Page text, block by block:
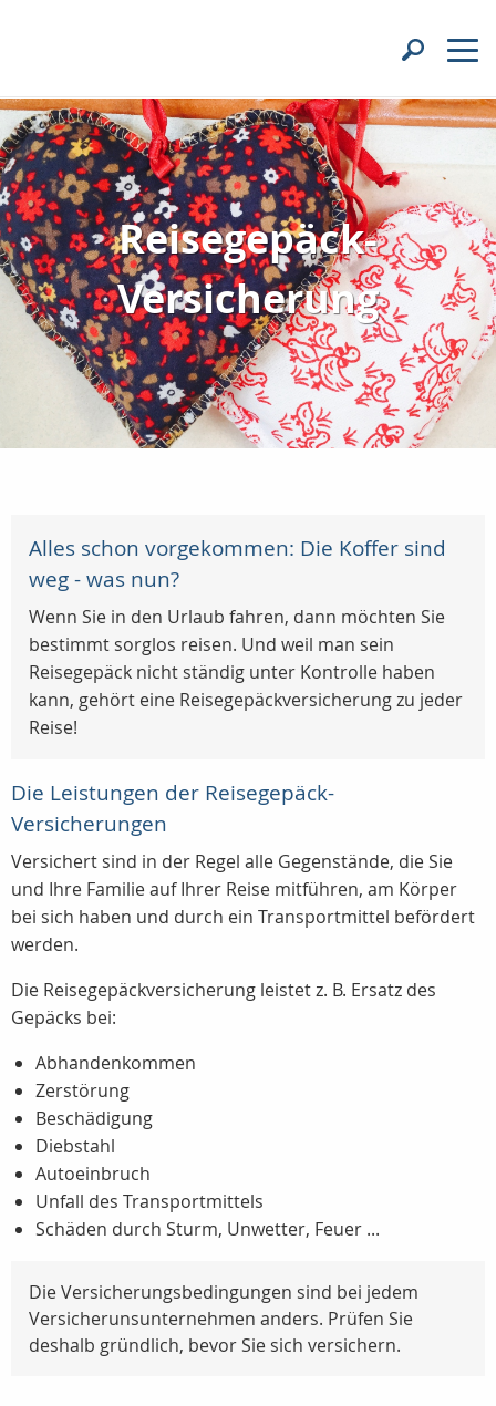
Reisegepäck-
Versicherung
Alles schon vorgekommen: Die Koffer sind
weg - was nun?
Wenn Sie in den Urlaub fahren, dann möchten Sie
bestimmt sorglos reisen. Und weil man sein
Reisegepäck nicht ständig unter Kontrolle haben
kann, gehört eine Reisegepäckversicherung zu jeder
Reise!
Die Leistungen der Reisegepäck-
Versicherungen
Versichert sind in der Regel alle Gegenstände, die Sie
und Ihre Familie auf Ihrer Reise mitführen, am Körper
bei sich haben und durch ein Transportmittel befördert
werden.
Die Reisegepäckversicherung leistet z. B. Ersatz des
Gepäcks bei:
Abhandenkommen
Zerstörung
Beschädigung
Diebstahl
Autoeinbruch
Unfall des Transportmittels
Schäden durch Sturm, Unwetter, Feuer ...
Die Versicherungsbedingungen sind bei jedem
Versicherunsunternehmen anders. Prüfen Sie
deshalb gründlich, bevor Sie sich versichern.